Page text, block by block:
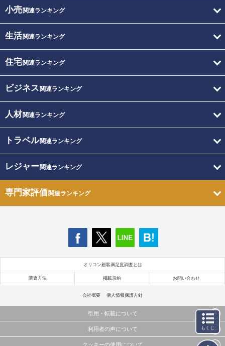
小売関連ランキング
生活関連ランキング
住宅関連ランキング
ビジネス 関連ランキング
人材関連ランキング
トラベル関連ランキング
レジャー関連ランキング
専門家評価関連ランキング
オリコン顧客満足度調査とは
調査方法 掲載規約 お問い合わせ
会社概要 個人情報保護方針
引用・転載について
当サイトで公開されている情報（文字、写真、イラスト、画像データ等）及びこれらの配置・
利用者の声について
クッキーの使用について
もくじ